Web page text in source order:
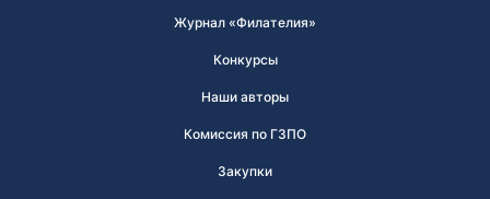
Журнал «Филателия»
Конкурсы
Наши авторы
Комиссия по ГЗПО
Закупки